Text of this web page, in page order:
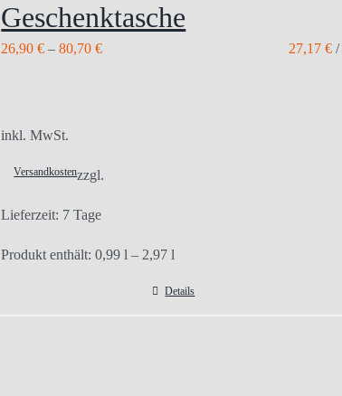
Geschenktasche
26,90€ –80,70€ 27,17 €/
inkl. MwSt.
zzgl.
Versandkosten
Lieferzeit: 7 Tage
Produkt enthält: 0,99l – 2,97l
Details